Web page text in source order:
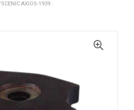
AXIOS-1939 :